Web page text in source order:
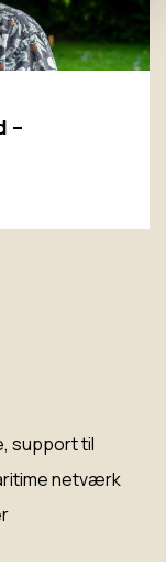
–
support til
netværk